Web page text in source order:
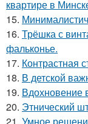
квартире в
15.
16. Трёшка с
фальконье.
17. Контрастная
18. В детской
19. Вдохновение
20. Этнический